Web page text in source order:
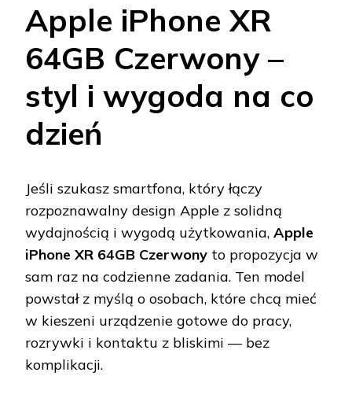
Apple iPhone XR
64GB Czerwony –
styl i wygoda na co
dzień
Jeśli szukasz smartfona, który łączy
rozpoznawalny design Apple z solidną
wydajnością i wygodą użytkowania, Apple
iPhone XR 64GB Czerwony to propozycja w
sam raz na codzienne zadania. Ten model
powstał z myślą o osobach, które chcą mieć
w kieszeni urządzenie gotowe do pracy,
rozrywki i kontaktu z bliskimi — bez
komplikacji.